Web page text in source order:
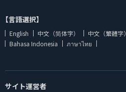
【言語選択】
English 中文（简体字） 中文（繁體字）
Bahasa Indonesia
ภาษาไทย
サイト運営者